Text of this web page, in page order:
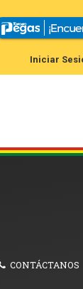
Iniciar
CONTÁCTANOS